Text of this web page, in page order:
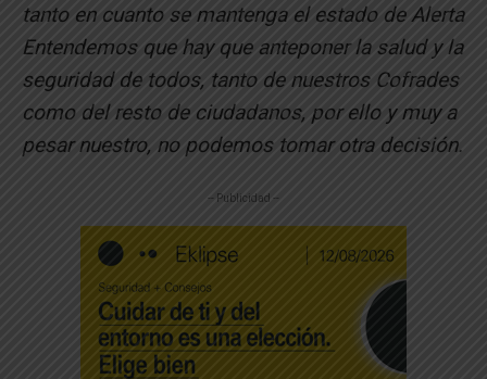
tanto en cuanto se mantenga el estado de Alerta
Entendemos que hay que anteponer la salud y la
seguridad de todos, tanto de nuestros Cofrades
como del resto de ciudadanos, por ello y muy a
pesar nuestro, no podemos tomar otra decisión.
-- Publicidad --